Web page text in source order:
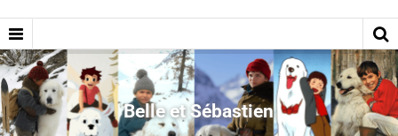
Belle et Sébastien